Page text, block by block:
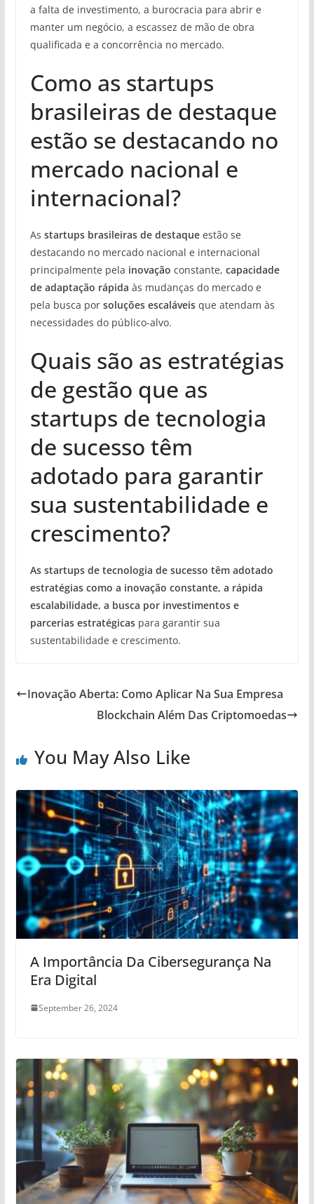
a falta de investimento, a burocracia para abrir e
manter um negócio, a escassez de mão de obra
qualificada e a concorrência no mercado.
Como as startups
brasileiras de destaque
estão se destacando no
mercado nacional e
internacional?
As startups brasileiras de destaqueestão se
destacando no mercado nacional e internacional
principalmente pela inovação constante, capacidade
de adaptação rápida às mudanças do mercado e
pela busca por soluções escaláveisque atendam às
necessidades do público-alvo.
Quais são as estratégias
de gestão que as
startups de tecnologia
de sucesso têm
adotado para garantir
sua sustentabilidade e
crescimento?
As startups de tecnologia de sucesso têm adotado
estratégias como a inovação constante, a rápida
escalabilidade, a busca por investimentos e
parcerias estratégicaspara garantir sua
sustentabilidade e crescimento.
Inovação Aberta: Como Aplicar Na Sua Empresa
Blockchain Além Das Criptomoedas
You May Also Like
A Importância Da Cibersegurança Na
Era Digital
September 26, 2024